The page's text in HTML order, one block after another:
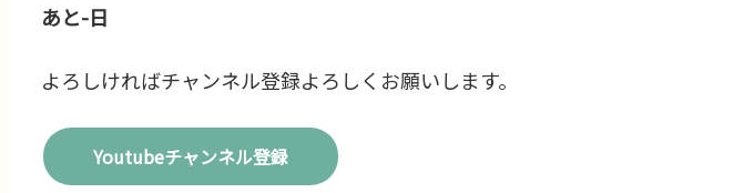
あと-日
よろしければチャンネル登録よろしくお願いします。
Youtubeチャンネル登録